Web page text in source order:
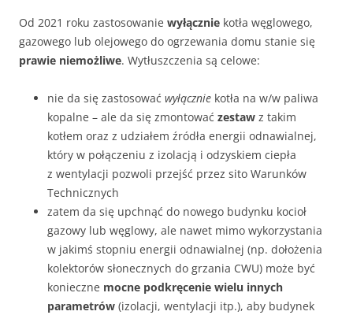
Od 2021 roku zastosowanie wyłącznie kotła węglowego,
gazowego lub olejowego do ogrzewania domu stanie się
prawie niemożliwe. Wytłuszczenia są celowe:
nie da się zastosować wyłącznie kotła na w/w paliwa
kopalne – ale da się zmontować zestaw z takim
kotłem oraz z udziałem źródła energii odnawialnej,
który w połączeniu z izolacją i odzyskiem ciepła
z wentylacji pozwoli przejść przez sito Warunków
Technicznych
zatem da się upchnąć do nowego budynku kocioł
gazowy lub węglowy, ale nawet mimo wykorzystania
w jakimś stopniu energii odnawialnej (np. dołożenia
kolektorów słonecznych do grzania CWU) może być
konieczne mocne podkręcenie wielu innych
parametrów (izolacji, wentylacji itp.), aby budynek